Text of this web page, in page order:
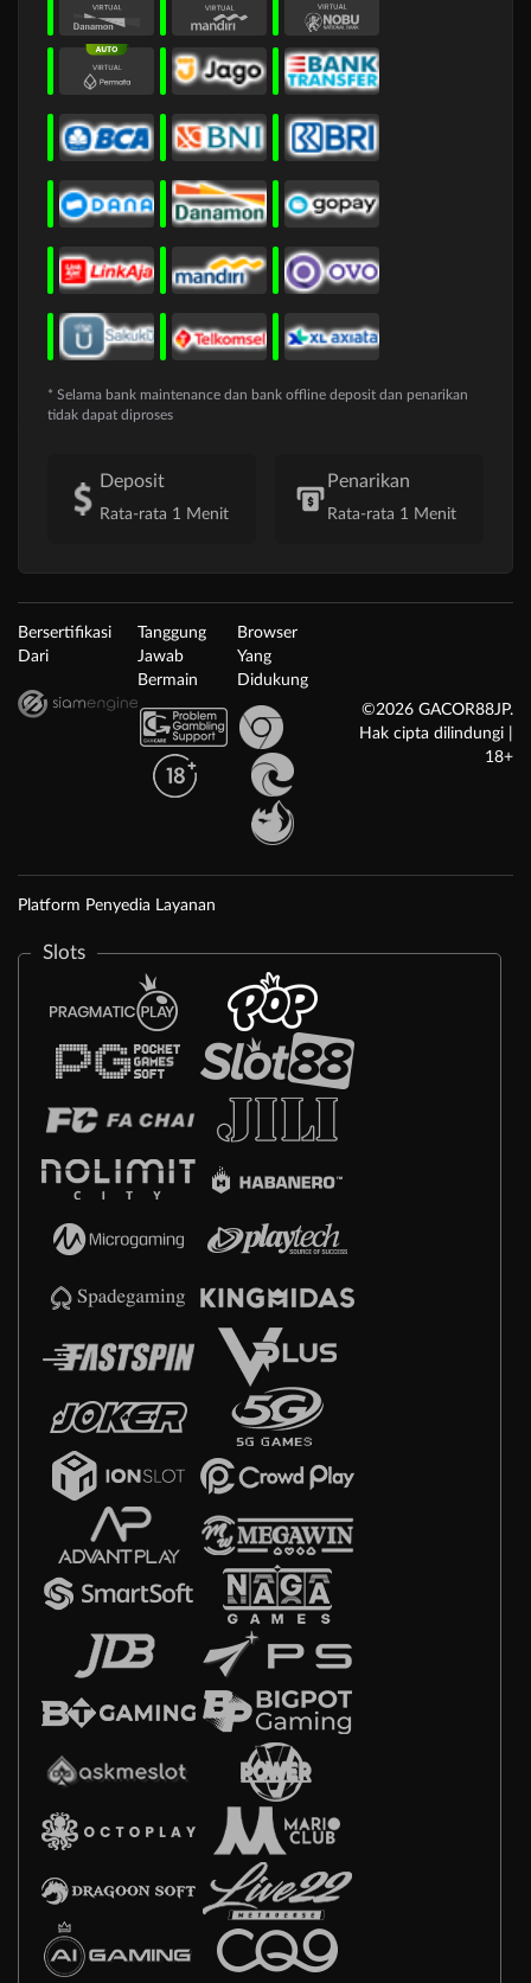
* Selama bank maintenance dan bank offline deposit dan penarikan
tidak dapat diproses
Deposit
Rata-rata 1 Menit
Penarikan
Rata-rata 1 Menit
Bersertifikasi
Dari
Tanggung
Jawab
Bermain
Browser
Yang
Didukung
©2026 GACOR88JP.
Hak cipta dilindungi |
18+
Platform Penyedia Layanan
Slots